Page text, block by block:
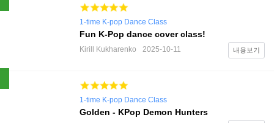
1-time K-pop Dance Class
Fun K-Pop dance cover class!
Kirill Kukharenko 2025-10-11 내용보기
1-time K-pop Dance Class
Golden - KPop Demon Hunters